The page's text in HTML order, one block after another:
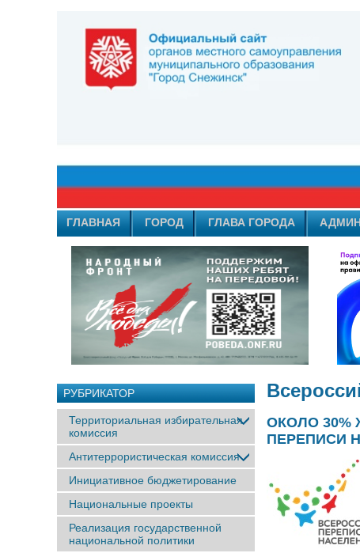
ГЛАВНАЯ ГОРОД ГЛАВА ГОРОДА
РУБРИКАТОР
Территориальная избирательная
комиссия
Антитеррористическая комиссия
Инициативное бюджетирование
Национальные проекты
Реализация государственной
национальной политики
ОКОЛО
ПЕРЕПИСИ